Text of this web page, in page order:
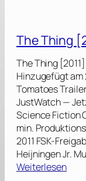
t
l
e
o
f
t
h
e
S
e
x
The Thing
The Thing
Hinzugefügt am
Tomatoes
JustWatch —
Science Fiction
min.
2011 FSK-
Heijningen Jr.
Weiterlesen: